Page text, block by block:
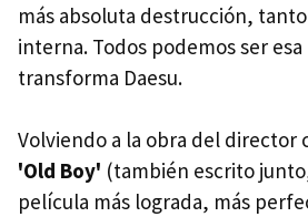
más absoluta destrucción,
interna. Todos podemos ser
transforma Daesu.
Volviendo a la obra del director
'Old Boy' (también escrito
película más lograda, más